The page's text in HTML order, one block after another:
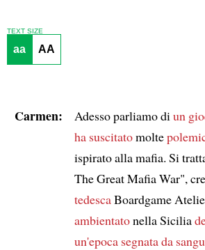
TEXT SIZE
aa AA
Carmen: Adesso parliamo di un
ha suscitatomolte
ispirato alla mafia. Si
The Great Mafia War",
tedescaBoardgame
ambientatonella Sicilia
un'epoca segnata da